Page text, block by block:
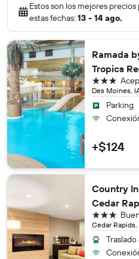
Estos son los mejores precios
estas fechas: 13 - 14 ago.
Ramada
Tropics
Des Moines,
3 estrellas
Parking
+$124
Country
Cedar
Cedar
3 estrellas